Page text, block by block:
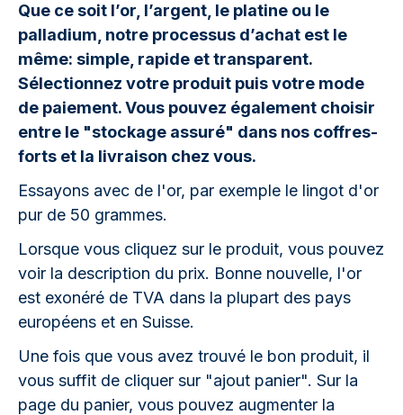
Que ce soit l’or, l’argent, le platine ou le
palladium, notre processus d’achat est le
même: simple, rapide et transparent.
Sélectionnez votre produit puis votre mode
de paiement. Vous pouvez également choisir
entre le "stockage assuré" dans nos coffres-
forts et la livraison chez vous.
Essayons avec de l'or, par exemple le lingot d'or
pur de 50 grammes.
Lorsque vous cliquez sur le produit, vous pouvez
voir la description du prix. Bonne nouvelle, l'or
est exonéré de TVA dans la plupart des pays
européens et en Suisse.
Une fois que vous avez trouvé le bon produit, il
vous suffit de cliquer sur "ajout panier". Sur la
page du panier, vous pouvez augmenter la